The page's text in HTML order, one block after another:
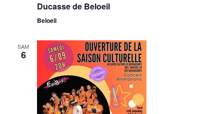
Ducasse de Beloeil
Beloeil
SAM
6